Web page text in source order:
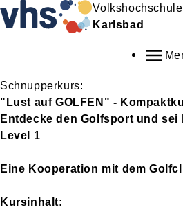
Volkshochschule
Karlsbad
Schnupperkurs:
"Lust auf GOLFEN" -
Entdecke den Golfsport und
Level 1
Eine Kooperation mit dem
Kursinhalt: